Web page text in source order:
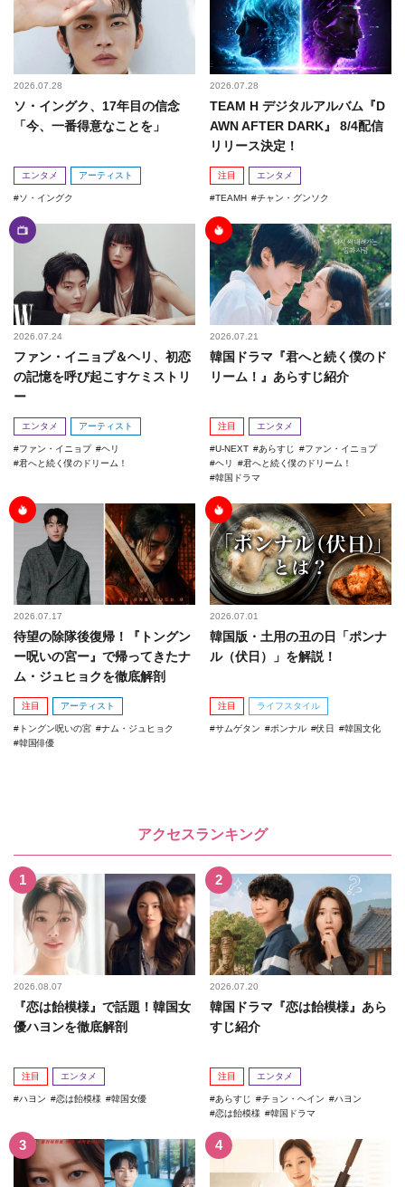
2026.07.28
ソ・イングク、17年目の信念
「今、一番得意なことを」
エンタメ アーティスト
ソ・イングク
2026.07.28
TEAM H デジタルアルバム『D
AWN AFTER DARK』 8/4配信
リリース決定！
注目 エンタメ
TEAMH チャン・グンソク
2026.07.24
ファン・イニョプ＆ヘリ、初恋
の記憶を呼び起こすケミストリ
ー
エンタメ アーティスト
ファン・イニョプ
ヘリ
君へと続く僕のドリーム！
2026.07.21
韓国ドラマ『君へと続く僕のド
リーム！』あらすじ紹介
注目 エンタメ
U-NEXT あらすじ
ファン・イニョプ
ヘリ
君へと続く僕のドリーム！
韓国ドラマ
2026.07.17
待望の除隊後復帰！『トングン
ー呪いの宮ー』で帰ってきたナ
ム・ジュヒョクを徹底解剖
注目 アーティスト
トングン呪いの宮
ナム・ジュヒョク
韓国俳優
2026.07.01
韓国版・土用の丑の日「ポンナ
ル（伏日）」を解説！
注目 ライフスタイル
サムゲタン ポンナル 伏日 韓国文化
アクセスランキング
2026.08.07
『恋は飴模様』で話題！韓国女
優ハヨンを徹底解剖
注目 エンタメ
ハヨン 恋は飴模様 韓国女優
2026.07.20
韓国ドラマ『恋は飴模様』あら
すじ紹介
注目 エンタメ
あらすじ チョン・ヘイン
ハヨン
恋は飴模様
韓国ドラマ